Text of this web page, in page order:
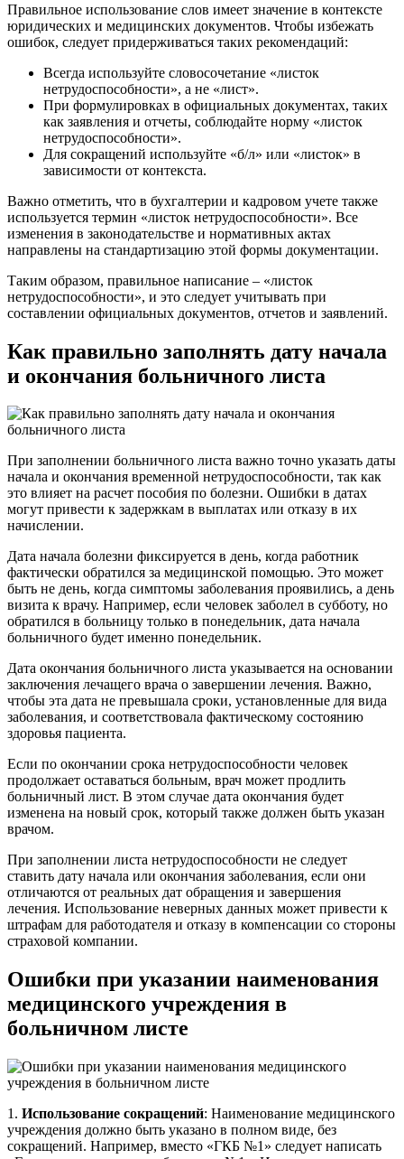
Правильное использование слов имеет значение в контексте
юридических и медицинских документов. Чтобы избежать
ошибок, следует придерживаться таких рекомендаций:
Всегда используйте словосочетание «листок
нетрудоспособности», а не «лист».
При формулировках в официальных документах, таких
как заявления и отчеты, соблюдайте норму «листок
нетрудоспособности».
Для сокращений используйте «б/л» или «листок» в
зависимости от контекста.
Важно отметить, что в бухгалтерии и кадровом учете также
используется термин «листок нетрудоспособности». Все
изменения в законодательстве и нормативных актах
направлены на стандартизацию этой формы документации.
Таким образом, правильное написание – «листок
нетрудоспособности», и это следует учитывать при
составлении официальных документов, отчетов и заявлений.
Как правильно заполнять дату начала
и окончания больничного листа
При заполнении больничного листа важно точно указать даты
начала и окончания временной нетрудоспособности, так как
это влияет на расчет пособия по болезни. Ошибки в датах
могут привести к задержкам в выплатах или отказу в их
начислении.
Дата начала болезни фиксируется в день, когда работник
фактически обратился за медицинской помощью. Это может
быть не день, когда симптомы заболевания проявились, а день
визита к врачу. Например, если человек заболел в субботу, но
обратился в больницу только в понедельник, дата начала
больничного будет именно понедельник.
Дата окончания больничного листа указывается на основании
заключения лечащего врача о завершении лечения. Важно,
чтобы эта дата не превышала сроки, установленные для вида
заболевания, и соответствовала фактическому состоянию
здоровья пациента.
Если по окончании срока нетрудоспособности человек
продолжает оставаться больным, врач может продлить
больничный лист. В этом случае дата окончания будет
изменена на новый срок, который также должен быть указан
врачом.
При заполнении листа нетрудоспособности не следует
ставить дату начала или окончания заболевания, если они
отличаются от реальных дат обращения и завершения
лечения. Использование неверных данных может привести к
штрафам для работодателя и отказу в компенсации со стороны
страховой компании.
Ошибки при указании наименования
медицинского учреждения в
больничном листе
1. Использование сокращений: Наименование медицинского
учреждения должно быть указано в полном виде, без
сокращений. Например, вместо «ГКБ №1» следует написать